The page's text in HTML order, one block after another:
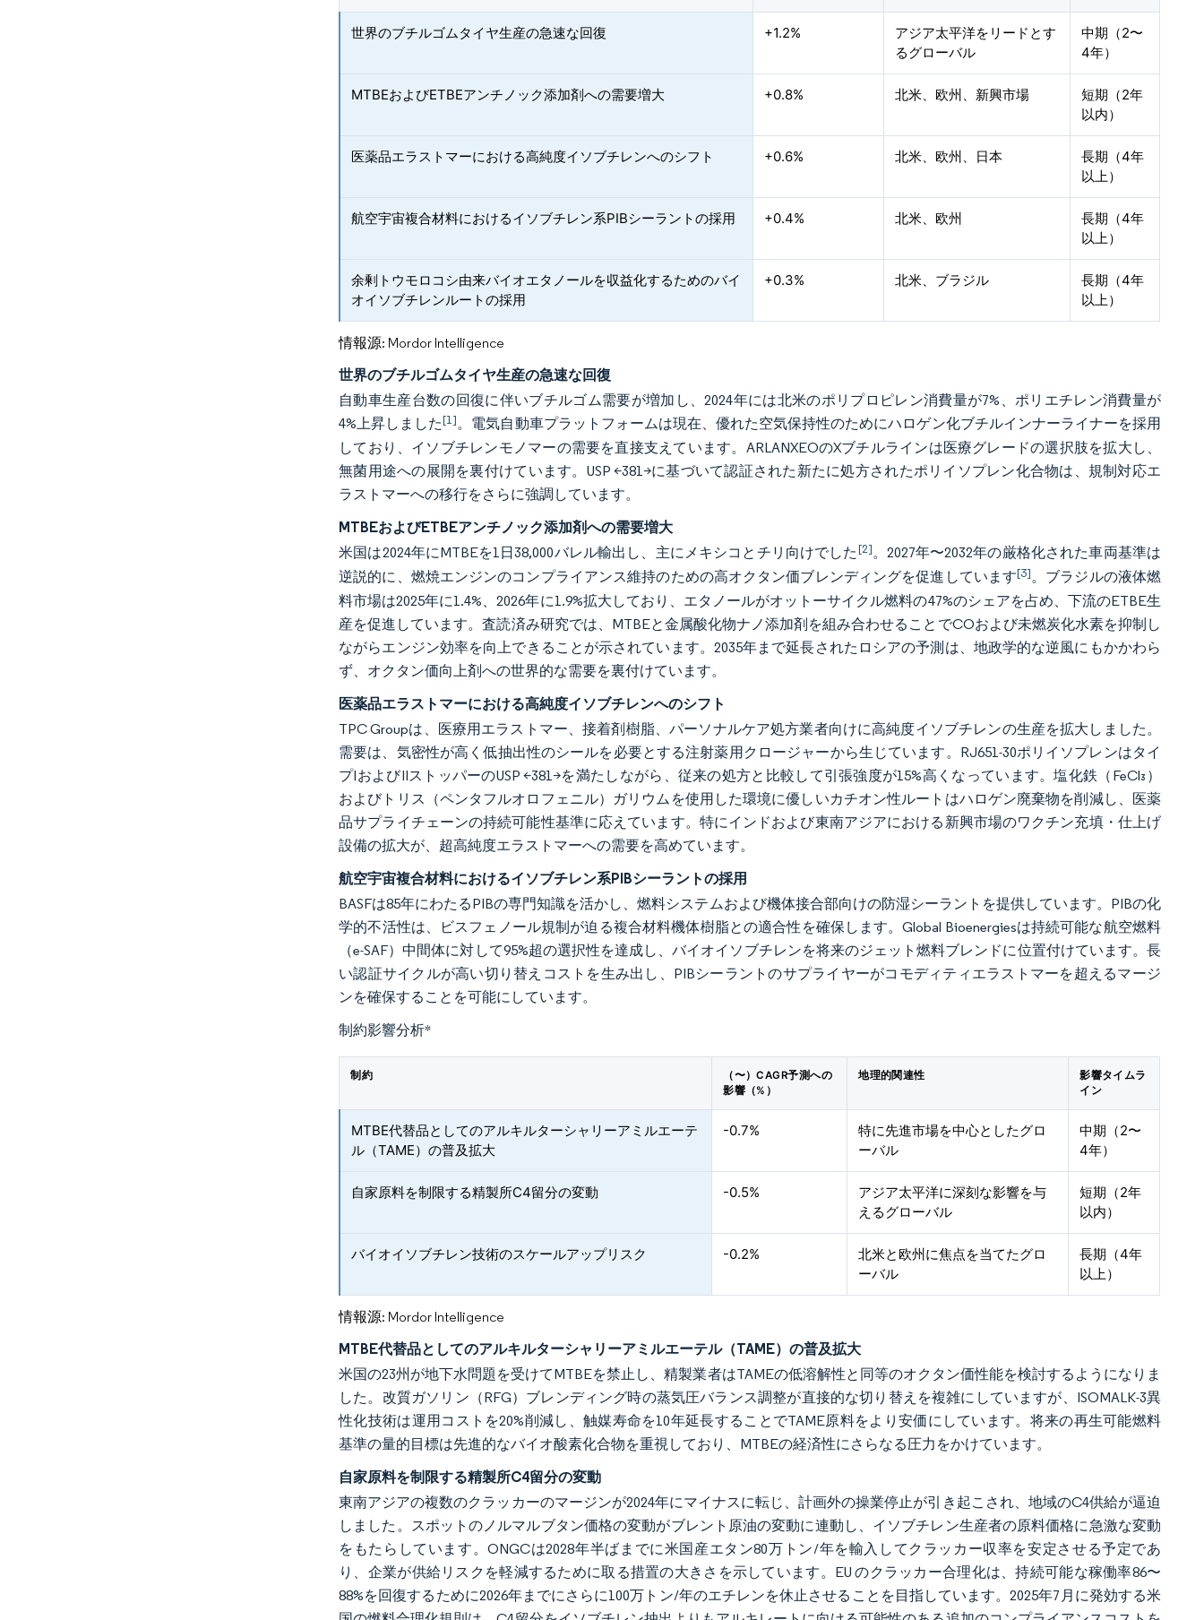
世界のブチルゴムタイヤ生産の急速な回復 +1.2%
アジア太平洋をリードとす
るグローバル
中期（2〜
4年）
MTBEおよびETBEアンチノック添加剤への需要増大 +0.8% 北米、欧州、新興市場
短期（2年
以内）
医薬品エラストマーにおける高純度イソブチレンへのシフト +0.6% 北米、欧州、日本
長期（4年
以上）
航空宇宙複合材料におけるイソブチレン系PIBシーラントの採用 +0.4% 北米、欧州
長期（4年
以上）
余剰トウモロコシ由来バイオエタノールを収益化するためのバイ
オイソブチレンルートの採用
+0.3% 北米、ブラジル
長期（4年
以上）
情報源: Mordor Intelligence
世界のブチルゴムタイヤ生産の急速な回復
自動車生産台数の回復に伴いブチルゴム需要が増加し、2024年には北米のポリプロピレン消費量が7%、ポリエチレン消費量が
4%上昇しました[1]。電気自動車プラットフォームは現在、優れた空気保持性のためにハロゲン化ブチルインナーライナーを採用
しており、イソブチレンモノマーの需要を直接支えています。ARLANXEOのXブチルラインは医療グレードの選択肢を拡大し、
無菌用途への展開を裏付けています。USP <381>に基づいて認証された新たに処方されたポリイソプレン化合物は、規制対応エ
ラストマーへの移行をさらに強調しています。
MTBEおよびETBEアンチノック添加剤への需要増大
米国は2024年にMTBEを1日38,000バレル輸出し、主にメキシコとチリ向けでした[2]。2027年〜2032年の厳格化された車両基準は
逆説的に、燃焼エンジンのコンプライアンス維持のための高オクタン価ブレンディングを促進しています[3]。ブラジルの液体燃
料市場は2025年に1.4%、2026年に1.9%拡大しており、エタノールがオットーサイクル燃料の47%のシェアを占め、下流のETBE生
産を促進しています。査読済み研究では、MTBEと金属酸化物ナノ添加剤を組み合わせることでCOおよび未燃炭化水素を抑制し
ながらエンジン効率を向上できることが示されています。2035年まで延長されたロシアの予測は、地政学的な逆風にもかかわら
ず、オクタン価向上剤への世界的な需要を裏付けています。
医薬品エラストマーにおける高純度イソブチレンへのシフト
TPC Groupは、医療用エラストマー、接着剤樹脂、パーソナルケア処方業者向けに高純度イソブチレンの生産を拡大しました。
需要は、気密性が高く低抽出性のシールを必要とする注射薬用クロージャーから生じています。RJ651-30ポリイソプレンはタイ
プIおよびIIストッパーのUSP <381>を満たしながら、従来の処方と比較して引張強度が15%高くなっています。塩化鉄（FeCl₃）
およびトリス（ペンタフルオロフェニル）ガリウムを使用した環境に優しいカチオン性ルートはハロゲン廃棄物を削減し、医薬
品サプライチェーンの持続可能性基準に応えています。特にインドおよび東南アジアにおける新興市場のワクチン充填・仕上げ
設備の拡大が、超高純度エラストマーへの需要を高めています。
航空宇宙複合材料におけるイソブチレン系PIBシーラントの採用
BASFは85年にわたるPIBの専門知識を活かし、燃料システムおよび機体接合部向けの防湿シーラントを提供しています。PIBの化
学的不活性は、ビスフェノール規制が迫る複合材料機体樹脂との適合性を確保します。Global Bioenergiesは持続可能な航空燃料
（e-SAF）中間体に対して95%超の選択性を達成し、バイオイソブチレンを将来のジェット燃料ブレンドに位置付けています。長
い認証サイクルが高い切り替えコストを生み出し、PIBシーラントのサプライヤーがコモディティエラストマーを超えるマージ
ンを確保することを可能にしています。
制約影響分析*
制約
（〜）CAGR予測への
影響（%）
地理的関連性
影響タイムラ
イン
MTBE代替品としてのアルキルターシャリーアミルエーテ
ル（TAME）の普及拡大
-0.7%
特に先進市場を中心としたグロ
ーバル
中期（2〜
4年）
自家原料を制限する精製所C4留分の変動 -0.5%
アジア太平洋に深刻な影響を与
えるグローバル
短期（2年
以内）
バイオイソブチレン技術のスケールアップリスク -0.2%
北米と欧州に焦点を当てたグロ
ーバル
長期（4年
以上）
情報源: Mordor Intelligence
MTBE代替品としてのアルキルターシャリーアミルエーテル（TAME）の普及拡大
米国の23州が地下水問題を受けてMTBEを禁止し、精製業者はTAMEの低溶解性と同等のオクタン価性能を検討するようになりま
した。改質ガソリン（RFG）ブレンディング時の蒸気圧バランス調整が直接的な切り替えを複雑にしていますが、ISOMALK-3異
性化技術は運用コストを20%削減し、触媒寿命を10年延長することでTAME原料をより安価にしています。将来の再生可能燃料
基準の量的目標は先進的なバイオ酸素化合物を重視しており、MTBEの経済性にさらなる圧力をかけています。
自家原料を制限する精製所C4留分の変動
東南アジアの複数のクラッカーのマージンが2024年にマイナスに転じ、計画外の操業停止が引き起こされ、地域のC4供給が逼迫
しました。スポットのノルマルブタン価格の変動がブレント原油の変動に連動し、イソブチレン生産者の原料価格に急激な変動
をもたらしています。ONGCは2028年半ばまでに米国産エタン80万トン/年を輸入してクラッカー収率を安定させる予定であ
り、企業が供給リスクを軽減するために取る措置の大きさを示しています。EU のクラッカー合理化は、持続可能な稼働率86〜
88%を回復するために2026年までにさらに100万トン/年のエチレンを休止させることを目指しています。2025年7月に発効する米